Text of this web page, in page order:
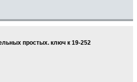
простых. ключ к 19-252